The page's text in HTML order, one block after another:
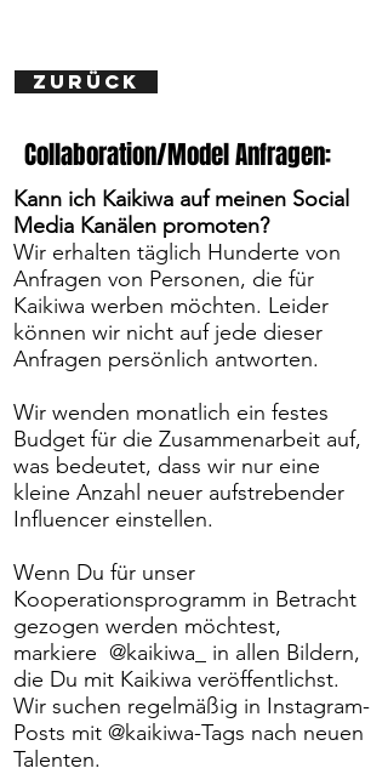
Collaboration/Model Anfragen:
Kann ich Kaikiwa auf meinen Social
Media Kanälen promoten?
Wir erhalten täglich Hunderte von
Anfragen von Personen, die für
Kaikiwa werben möchten. Leider
können wir nicht auf jede dieser
Anfragen persönlich antworten.
Wir wenden monatlich ein festes
Budget für die Zusammenarbeit auf,
was bedeutet, dass wir nur eine
kleine Anzahl neuer aufstrebender
Influencer einstellen.
Wenn Du für unser
Kooperationsprogramm in Betracht
gezogen werden möchtest,
markiere @kaikiwa_ in allen Bildern,
die Du mit Kaikiwa veröffentlichst.
Wir suchen regelmäßig in Instagram-
Posts mit @kaikiwa-Tags nach neuen
Talenten.
ZURÜCK